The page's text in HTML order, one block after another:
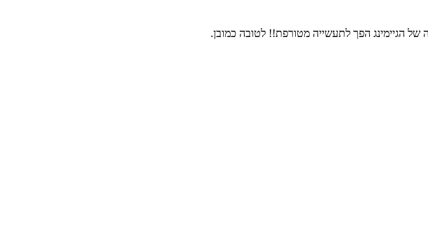
הגיימינג הפך לתעשייה מטורפת!! לטובה כמובן.